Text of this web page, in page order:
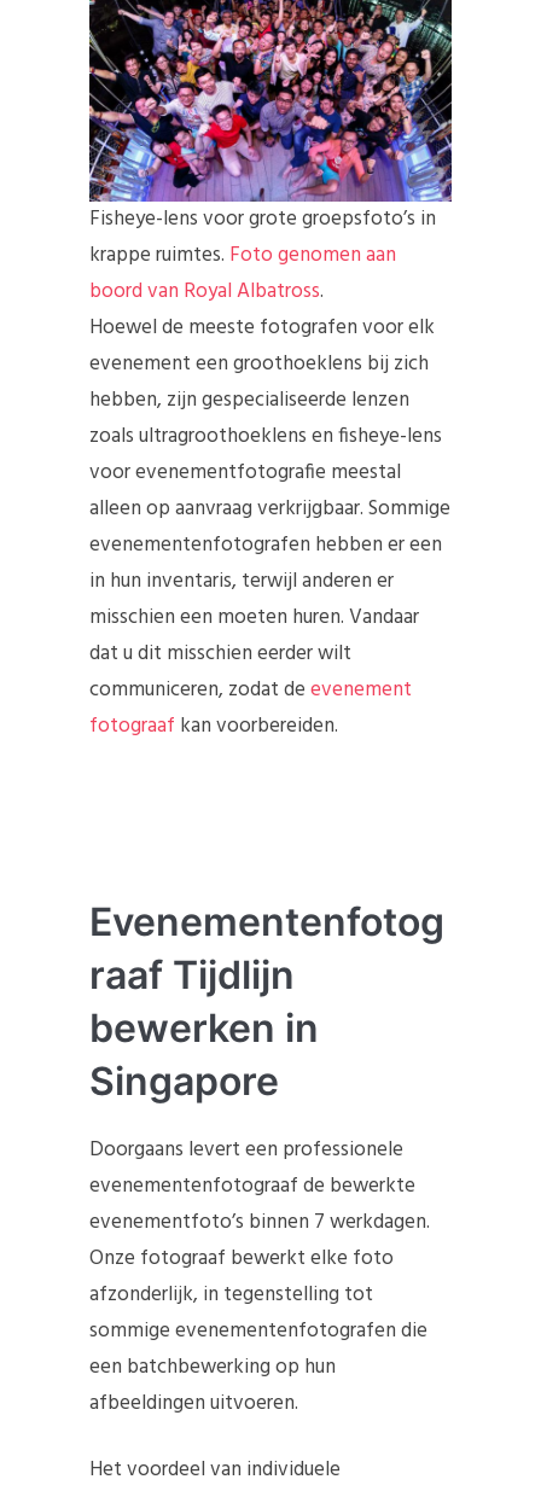
Fisheye-lens voor grote groepsfoto’s in
krappe ruimtes. Foto genomen aan
boord van Royal Albatross.
Hoewel de meeste fotografen voor elk
evenement een groothoeklens bij zich
hebben, zijn gespecialiseerde lenzen
zoals ultragroothoeklens en fisheye-lens
voor evenementfotografie meestal
alleen op aanvraag verkrijgbaar. Sommige
evenementenfotografen hebben er een
in hun inventaris, terwijl anderen er
misschien een moeten huren. Vandaar
dat u dit misschien eerder wilt
communiceren, zodat deevenement
fotograaf kan voorbereiden.
Evenementenfotog
raaf Tijdlijn
bewerken in
Singapore
Doorgaans levert een professionele
evenementenfotograaf de bewerkte
evenementfoto’s binnen 7 werkdagen.
Onze fotograaf bewerkt elke foto
afzonderlijk, in tegenstelling tot
sommige evenementenfotografen die
een batchbewerking op hun
afbeeldingen uitvoeren.
Het voordeel van individuele